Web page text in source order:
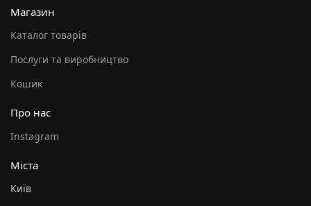
Магазин
Каталог товарів
Послуги та виробництво
Кошик
Про нас
Instagram
Міста
Київ